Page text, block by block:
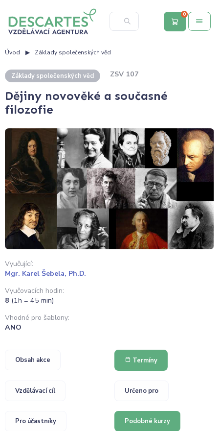
0
Úvod Základy společenských věd
Základy společenských věd ZSV 107
Dějiny novověké a současné
filozofie
Vyučující:
Mgr. Karel Šebela, Ph.D.
Vyučovacích hodin:
8 (1h = 45 min)
Vhodné pro šablony:
ANO
Obsah akce Termíny
Vzdělávací cíl Určeno pro
Pro účastníky Podobné kurzy